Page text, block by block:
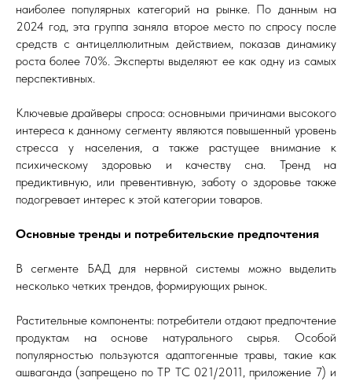
наиболее популярных категорий на рынке. По данным на
2024 год, эта группа заняла второе место по спросу после
средств с антицеллюлитным действием, показав динамику
роста более 70%. Эксперты выделяют ее как одну из самых
перспективных.
Ключевые драйверы спроса: основными причинами высокого
интереса к данному сегменту являются повышенный уровень
стресса у населения, а также растущее внимание к
психическому здоровью и качеству сна. Тренд на
предиктивную, или превентивную, заботу о здоровье также
подогревает интерес к этой категории товаров.
Основные тренды и потребительские предпочтения
В сегменте БАД для нервной системы можно выделить
несколько четких трендов, формирующих рынок.
Растительные компоненты: потребители отдают предпочтение
продуктам на основе натурального сырья. Особой
популярностью пользуются адаптогенные травы, такие как
ашваганда (запрещено по ТР ТС 021/2011, приложение 7) и